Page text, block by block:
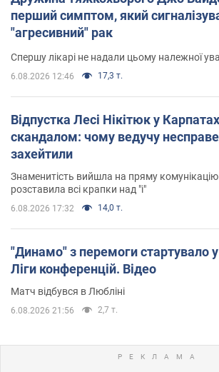
перший симптом, який
"агресивний" рак
Спершу лікарі не надали цьому належної
6.08.2026 12:46 17,3 т.
Відпустка Лесі Нікітюк у
скандалом: чому ведучу
захейтили
Знаменитість вийшла на пряму
розставила всі крапки над "і"
6.08.2026 17:32 14,0 т.
"Динамо" з перемоги стартувало у
Ліги конференцій. Відео
Матч відбувся в Любліні
6.08.2026 21:56 2,7 т.